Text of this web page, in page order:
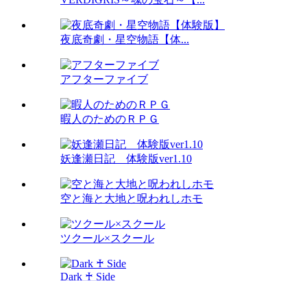
夜底奇劇・星空物語【体...
アフターファイブ
暇人のためのＲＰＧ
妖逢瀬日記 体験版ver1.10
空と海と大地と呪われしホモ
ツクール×スクール
Dark ♰ Side